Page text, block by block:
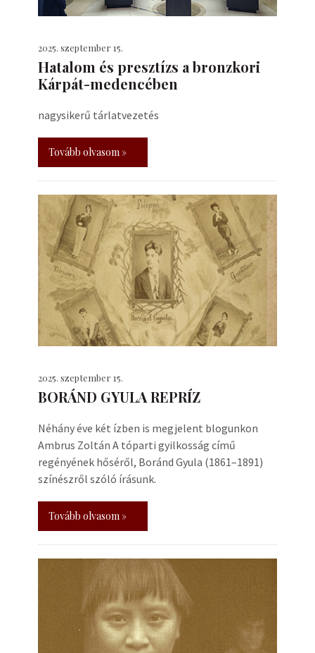
2025. szeptember 15.
Hatalom és presztízs a bronzkori
Kárpát-medencében
nagysikerű tárlatvezetés
Tovább olvasom »
2025. szeptember 15.
BORÁND GYULA REPRÍZ
Néhány éve két ízben is megjelent blogunkon
Ambrus Zoltán A tóparti gyilkosság című
regényének hőséről, Boránd Gyula (1861–1891)
színészről szóló írásunk.
Tovább olvasom »